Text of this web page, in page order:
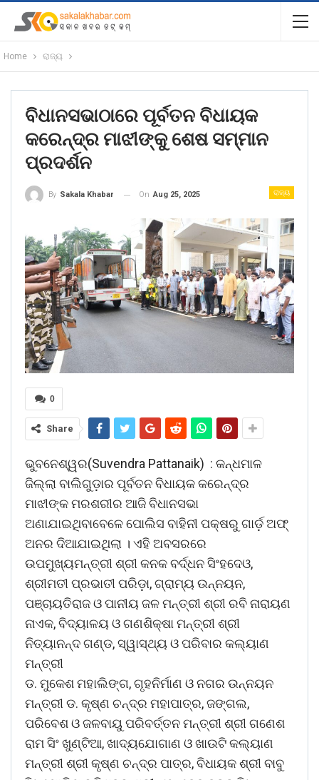
Home ରାଜ୍ୟ
ବିଧାନସଭାଠାରେ ପୂର୍ବତନ ବିଧାୟକ
କରେନ୍ଦ୍ର ମାଝୀଙ୍କୁ ଶେଷ ସମ୍ମାନ
ପ୍ରଦର୍ଶନ
ରାଜ୍ୟ
By Sakala Khabar On Aug 25, 2025
0
Share
ଭୁବନେଶ୍ୱର(Suvendra Pattanaik) : କନ୍ଧମାଳ
ଜିଲ୍ଲା ବାଲିଗୁଡ଼ାର ପୂର୍ବତନ ବିଧାୟକ କରେନ୍ଦ୍ର
ମାଝୀଙ୍କ ମରଶରୀର ଆଜି ବିଧାନସଭା
ଅଣାଯାଇଥିବାବେଳେ ପୋଲିସ ବାହିନୀ ପକ୍ଷରୁ ଗାର୍ଡ଼ ଅଫ୍‌
ଅନର ଦିଆଯାଇଥିଲା । ଏହି ଅବସରରେ
ଉପମୁଖ୍ୟମନ୍ତ୍ରୀ ଶ୍ରୀ କନକ ବର୍ଦ୍ଧନ ସିଂହଦେଓ,
ଶ୍ରୀମତୀ ପ୍ରଭାତୀ ପରିଡ଼ା, ଗ୍ରାମ୍ୟ ଉନ୍ନୟନ,
ପଞ୍ଚାୟତିରାଜ ଓ ପାନୀୟ ଜଳ ମନ୍ତ୍ରୀ ଶ୍ରୀ ରବି ନାରାୟଣ
ନାଏକ, ବିଦ୍ୟାଳୟ ଓ ଗଣଶିକ୍ଷା ମନ୍ତ୍ରୀ ଶ୍ରୀ
ନିତ୍ୟାନନ୍ଦ ଗଣ୍ଡ, ସ୍ୱାସ୍ଥ୍ୟ ଓ ପରିବାର କଲ୍ୟାଣ
ମନ୍ତ୍ରୀ
ଡ. ମୁକେଶ ମହାଲିଙ୍ଗ, ଗୃହନିର୍ମାଣ ଓ ନଗର ଉନ୍ନୟନ
ମନ୍ତ୍ରୀ ଡ. କୃଷ୍ଣ ଚନ୍ଦ୍ର ମହାପାତ୍ର, ଜଙ୍ଗଲ,
ପରିବେଶ ଓ ଜଳବାୟୁ ପରିବର୍ତ୍ତନ ମନ୍ତ୍ରୀ ଶ୍ରୀ ଗଣେଶ
ରାମ ସିଂ ଖୁଣ୍ଟିଆ, ଖାଦ୍ୟଯୋଗାଣ ଓ ଖାଉଟି କଲ୍ୟାଣ
ମନ୍ତ୍ରୀ ଶ୍ରୀ କୃଷ୍ଣ ଚନ୍ଦ୍ର ପାତ୍ର, ବିଧାୟକ ଶ୍ରୀ ବାବୁ